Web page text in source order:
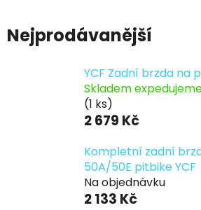
Nejprodávanější
YCF Zadní brzda na
Skladem
(1 ks)
2 679 Kč
Kompletní zadní
50A/50E pitbike YCF
Na objednávku
2 133 Kč